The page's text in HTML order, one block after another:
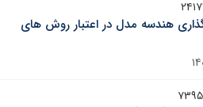
هندسه مدل در اعتبار روش های